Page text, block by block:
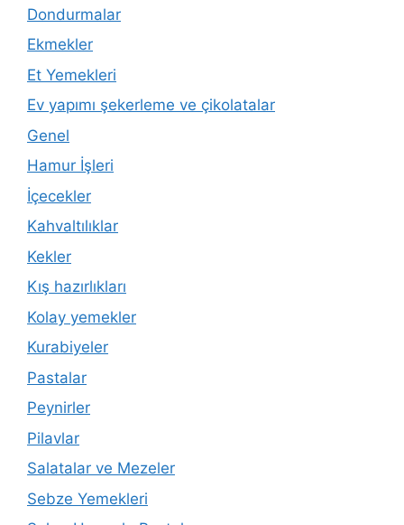
Dondurmalar
Ekmekler
Et Yemekleri
Ev yapımı şekerleme ve çikolatalar
Genel
Hamur İşleri
İçecekler
Kahvaltılıklar
Kekler
Kış hazırlıkları
Kolay yemekler
Kurabiyeler
Pastalar
Peynirler
Pilavlar
Salatalar ve Mezeler
Sebze Yemekleri